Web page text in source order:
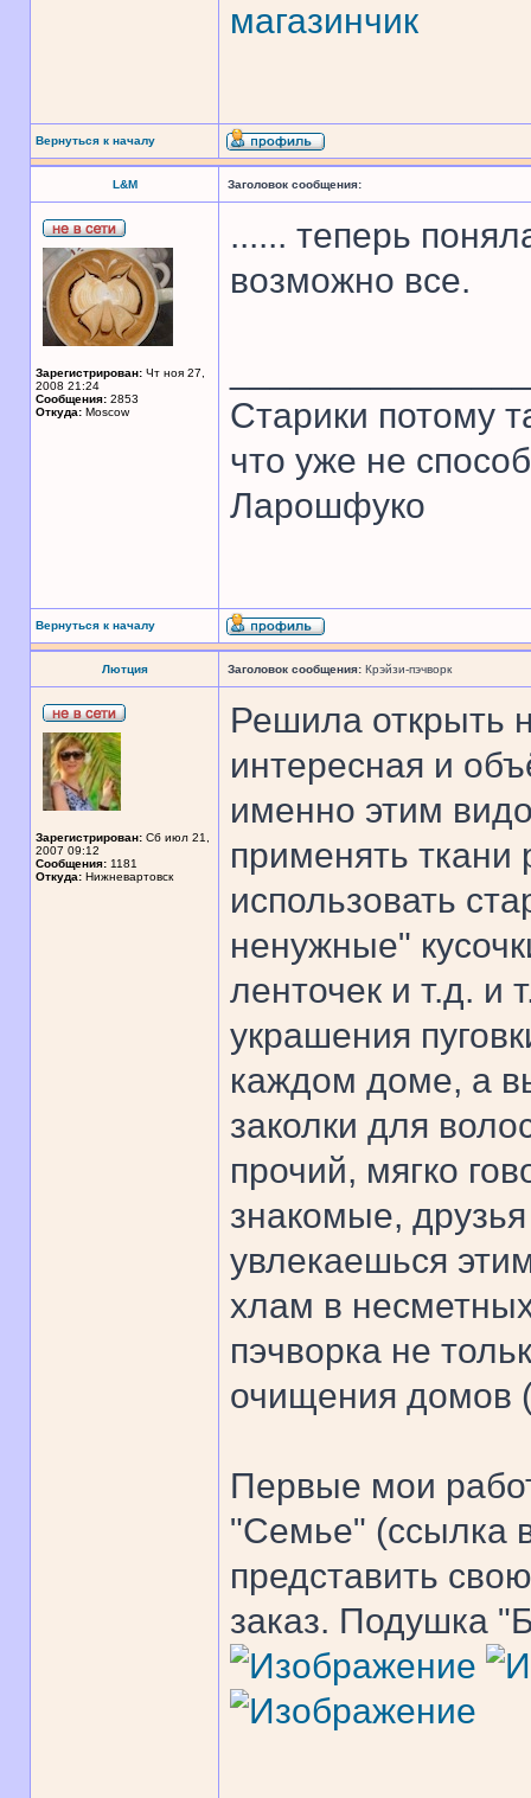
магазинчик
Вернуться к началу
L&M Заголовок сообщения:
Зарегистрирован: Чт ноя 27,
2008 21:24
Сообщения: 2853
Откуда: Moscow
...... теперь
возможно все.
Старики потому
что уже не
Ларошфуко
Вернуться к началу
Лютция Заголовок сообщения: Крэйзи-пэчворк
Зарегистрирован: Сб июл 21,
2007 09:12
Сообщения: 1181
Откуда: Нижневартовск
Решила открыть
интересная и
именно этим
применять
использовать
ненужные"
ленточек и т.д. и
украшения
каждом доме, а
заколки для
прочий, мягко
знакомые,
увлекаешься
хлам в
пэчворка не
очищения домов
Первые мои
"Семье" (ссылка
представить
заказ. Подушка